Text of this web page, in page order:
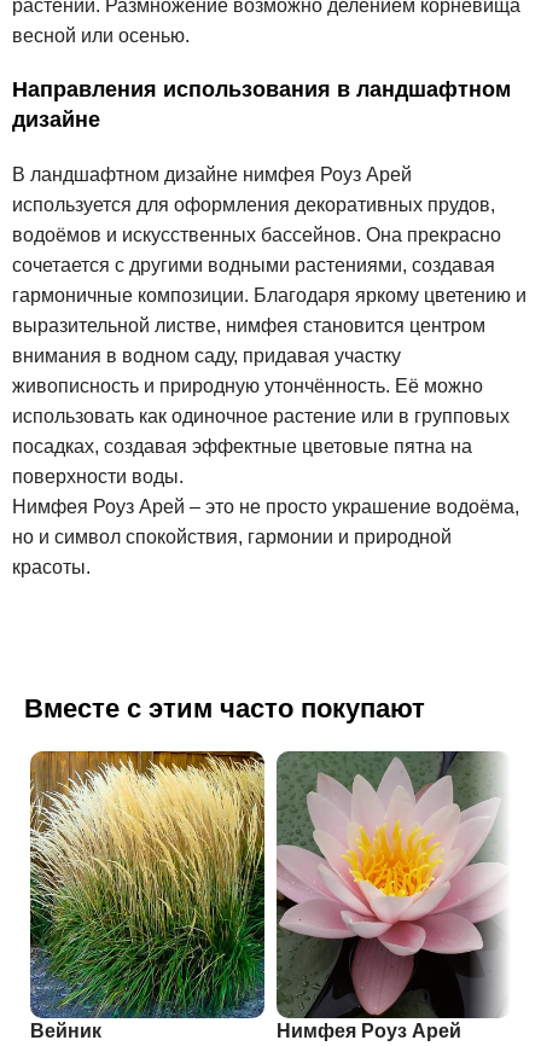
растений. Размножение возможно делением корневища
весной или осенью.
Направления использования в ландшафтном
дизайне
В ландшафтном дизайне нимфея Роуз Арей
используется для оформления декоративных прудов,
водоёмов и искусственных бассейнов. Она прекрасно
сочетается с другими водными растениями, создавая
гармоничные композиции. Благодаря яркому цветению и
выразительной листве, нимфея становится центром
внимания в водном саду, придавая участку
живописность и природную утончённость. Её можно
использовать как одиночное растение или в групповых
посадках, создавая эффектные цветовые пятна на
поверхности воды.
Нимфея Роуз Арей – это не просто украшение водоёма,
но и символ спокойствия, гармонии и природной
красоты.
Вместе с этим часто покупают
Вейник
Нимфея Роуз Арей